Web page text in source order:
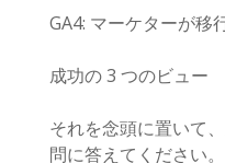
GA4: マーケターが移
成功の 3 つのビュー
それを念頭に置いて
問に答えてください。